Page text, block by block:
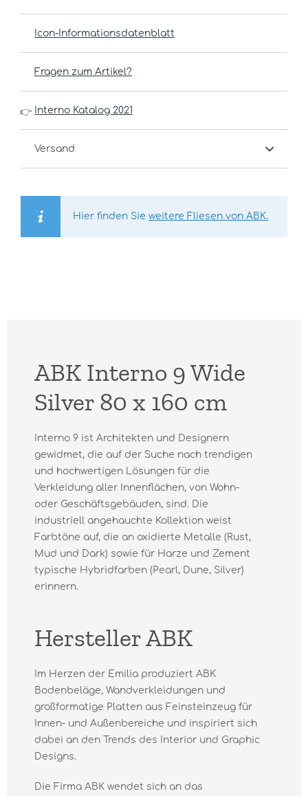
Icon-Informationsdatenblatt
Fragen zum Artikel?
👉 Interno Katalog 2021
Versand
Hier finden Sieweitere Fliesen von ABK.
ABK Interno 9 Wide
Silver 80 x 160 cm
Interno 9 ist Architekten und Designern
gewidmet, die auf der Suche nach trendigen
und hochwertigen Lösungen für die
Verkleidung aller Innenflächen, von Wohn-
oder Geschäftsgebäuden, sind. Die
industriell angehauchte Kollektion weist
Farbtöne auf, die an oxidierte Metalle (Rust,
Mud und Dark) sowie für Harze und Zement
typische Hybridfarben (Pearl, Dune, Silver)
erinnern.
Hersteller ABK
Im Herzen der Emilia produziert ABK
Bodenbeläge, Wandverkleidungen und
großformatige Platten aus Feinsteinzeug für
Innen- und Außenbereiche und inspiriert sich
dabei an den Trends des Interior und Graphic
Designs.
Die Firma ABK wendet sich an das